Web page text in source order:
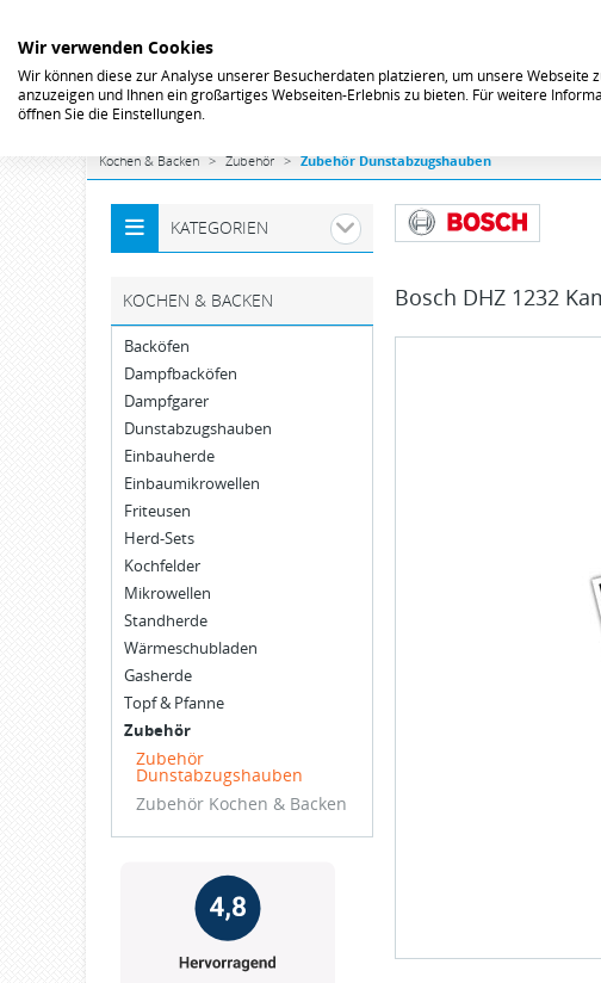
Kochen & Backen Zubehör Zubehör Dunstabzugshauben
KATEGORIEN
Bosch DHZ 1232
KOCHEN & BACKEN
Backöfen
Dampfbacköfen
Dampfgarer
Dunstabzugshauben
Einbauherde
Einbaumikrowellen
Friteusen
Herd-Sets
Kochfelder
Mikrowellen
Standherde
Wärmeschubladen
Gasherde
Topf & Pfanne
Zubehör
Zubehör
Dunstabzugshauben
Zubehör Kochen & Backen
Wir verwenden Cookies
Wir können diese zur Analyse unserer Besucherdaten platzieren, um unsere Webseite
anzuzeigen und Ihnen ein großartiges Webseiten-Erlebnis zu bieten. Für weitere
öffnen Sie die Einstellungen.